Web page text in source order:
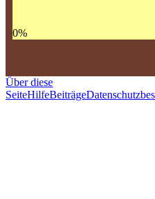
0%
Über diese
SeiteHilfeBeiträge